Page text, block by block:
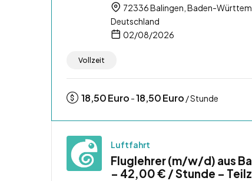
72336 Balingen, Baden-
Deutschland
02/08/2026
Vollzeit
18,50Euro -18,50Euro / Stunde
Luftfahrt
Fluglehrer (m/w/d) aus
– 42,00 € / Stunde –